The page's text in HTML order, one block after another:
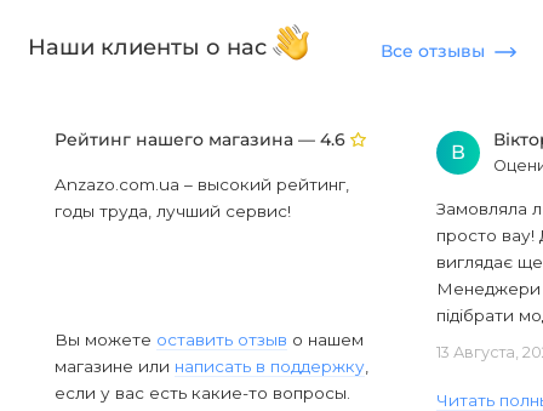
Наши клиенты о нас Все отзывы
Рейтинг нашего магазина — 4.6
Anzazo.com.ua – высокий рейтинг,
годы труда, лучший сервис!
Вы можете оставить отзыв о нашем
магазине или написать в поддержку
если у вас есть какие-то вопросы.
В
Замовляла
просто вау!
виглядає
Менеджери
підібрати
13 Августа,
Читать